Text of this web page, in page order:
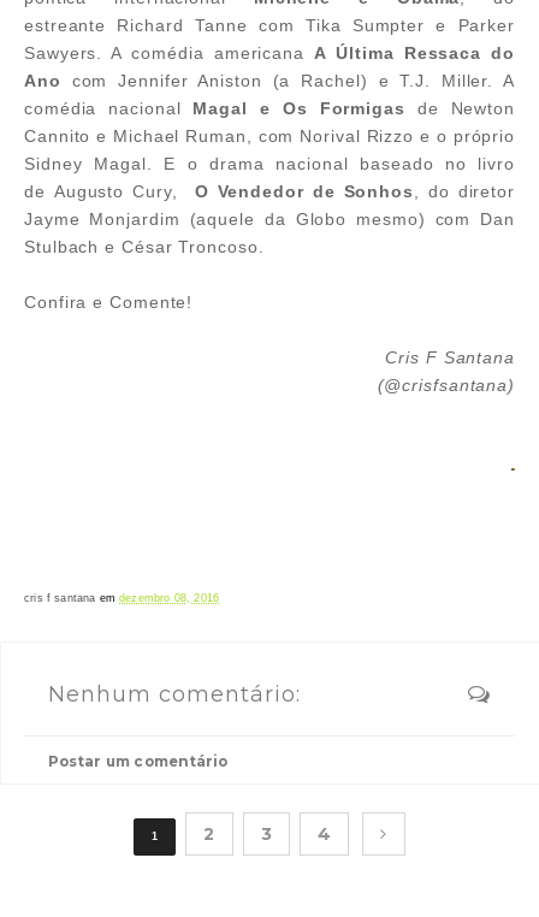
estreante Richard Tanne com Tika Sumpter e Parker
Sawyers. A comédia americana A Última Ressaca do
Ano
comJennifer Aniston (a Rachel) e T.J. Miller. A
comédia nacional Magal e Os Formigas
de Newton
Cannito e Michael Ruman, com Norival Rizzo e o próprio
Sidney Magal. E o drama nacional baseado no livro
de Augusto Cury, O Vendedor de Sonhos
, do diretor
Jayme Monjardim (aquele da Globo mesmo) com Dan
Stulbach e César Troncoso.
Confira e Comente!
Cris F Santana
(@crisfsantana)
cris f santana emdezembro 08, 2016
Nenhum comentário:
Postar um comentário
1 2 3 4